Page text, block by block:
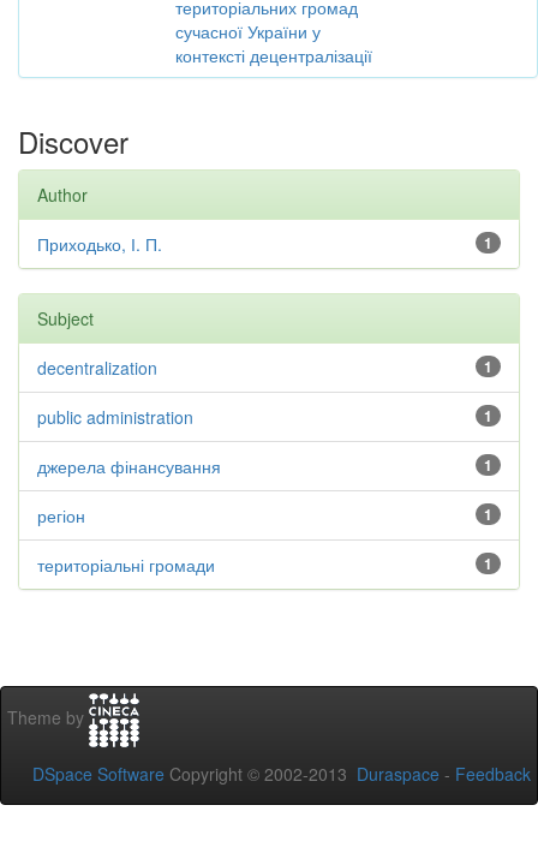
територіальних громад
сучасної України у
контексті децентралізації
Discover
Author
1
Приходько, І. П.
Subject
1
decentralization
1
public administration
1
джерела фінансування
1
регіон
1
територіальні громади
Theme by
DSpace Software Copyright © 2002-2013 Duraspace - Feedback